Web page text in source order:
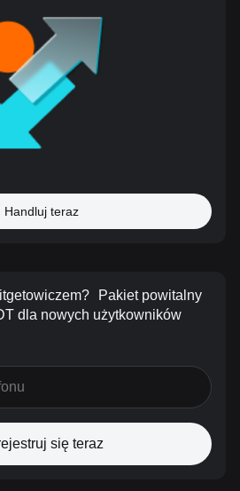
Handluj teraz
Pakiet powitalny
dla nowych użytkowników
się teraz